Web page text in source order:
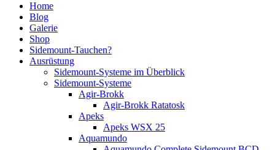
Home
Blog
Galerie
Shop
Sidemount-Tauchen?
Ausrüstung
Sidemount-Systeme im Überblick
Sidemount-Systeme
Agir-Brokk
Agir-Brokk Ratatosk
Apeks
Apeks WSX 25
Aquamundo